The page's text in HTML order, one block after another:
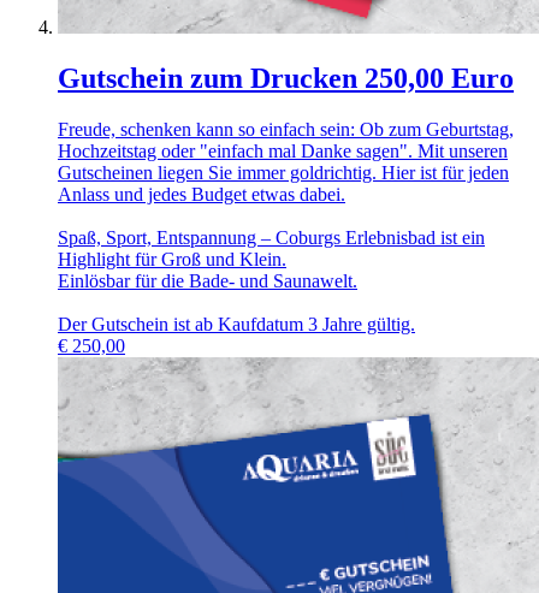
Gutschein zum Drucken 250,00 Euro
Freude, schenken kann so einfach sein: Ob zum Geburtstag,
Hochzeitstag oder "einfach mal Danke sagen". Mit unseren
Gutscheinen liegen Sie immer goldrichtig. Hier ist für jeden
Anlass und jedes Budget etwas dabei.
Spaß, Sport, Entspannung – Coburgs Erlebnisbad ist ein
Highlight für Groß und Klein.
Einlösbar für die Bade- und Saunawelt.
Der Gutschein ist ab Kaufdatum 3 Jahre gültig.
€ 250,00